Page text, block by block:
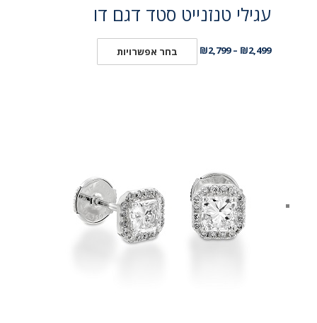
עגילי טנזנייט סטד דגם דו
₪2,499
–
₪2,799 בחר אפשרויות